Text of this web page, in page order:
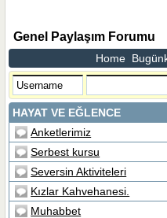
Genel Paylaşım Forumu
Home
HAYAT VE EĞLENCE
Anketlerimiz
Serbest kursu
Seversin Aktiviteleri
Kızlar Kahvehanesi.
Muhabbet